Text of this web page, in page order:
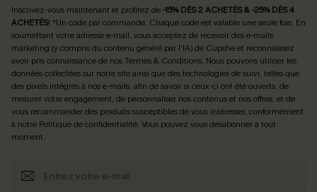
Inscrivez-vous maintenant et profitez de -15% DÈS 2 ACHETÉS & -25% DÈS 4
ACHETÉS! *Un code par commande. Chaque code est valable une seule fois. En
soumettant votre adresse e-mail, vous acceptez de recevoir des e-mails
marketing (y compris du contenu généré par l'IA) de Cupshe et reconnaissez
avoir pris connaissance de nosTermes & Conditions. Nous pouvons utiliser les
données collectées sur notre site ainsi que des technologies de suivi, telles que
des pixels intégrés à nos e-mails, afin de savoir si ceux-ci ont été ouverts, de
mesurer votre engagement, de personnaliser nos contenus et nos offres, et de
vous recommander des produits susceptibles de vous intéresser, conformément
à notre Politique de confidentialité. Vous pouvez vous désabonner à tout
moment.